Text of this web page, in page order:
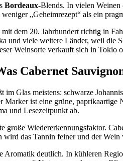
Bordeaux-Blends. In vielen
„Geheimrezept“ als ein
dem 20. Jahrhundert richtig in
und viele weitere Länder, weil die
Weinsorte verkauft sich in Tokio
Cabernet
im Glas meistens: schwarze
Marker ist eine grüne,
und Lesezeitpunkt ab.
große Wiedererkennungsfaktor.
das Tannin feiner und der
Aromatik deutlich. In kühleren